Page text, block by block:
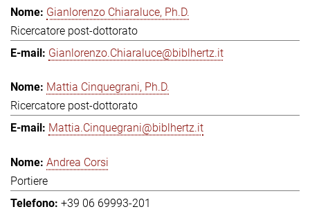
Gianlorenzo Chiaraluce, Ph.D.
Ricercatore post-dottorato
Gianlorenzo.Chiaraluce@biblhertz.it
Mattia Cinquegrani, Ph.D.
Ricercatore post-dottorato
Mattia.Cinquegrani@biblhertz.it
Andrea Corsi
Portiere
+39 06 69993-201